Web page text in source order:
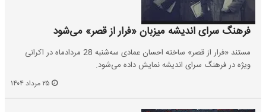
فرهنگ سرای اندیشه میزبان «فرار از قصر» می‌شود
مستند «فرار از قصر» ساخته احسان عمادی سه‌شنبه 28 مردادماه در اکرانی
ویژه در فرهنگ سرای اندیشه نمایش داده می‌شود.